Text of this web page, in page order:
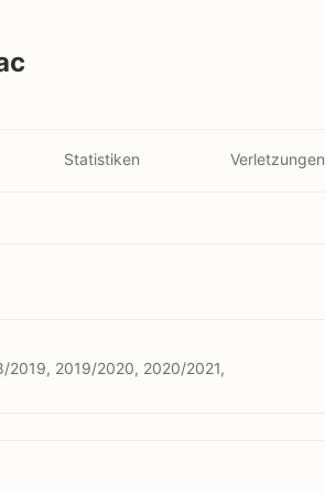
Statistiken Verletzungen
2019, 2019/2020, 2020/2021,